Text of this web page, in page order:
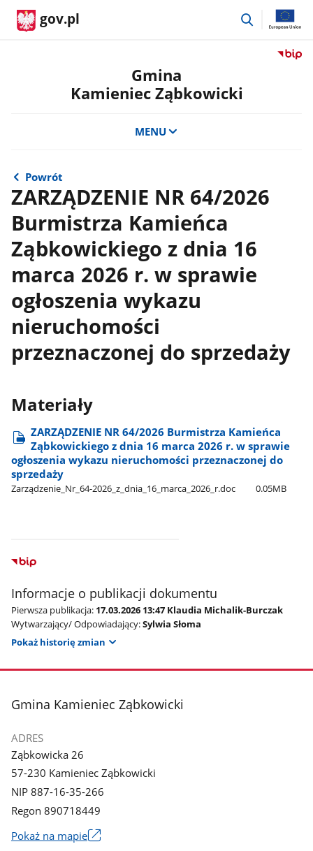
gov.pl
przejdź
Przejdź
Gmina
Kamieniec Ząbkowicki
MENU
Powrót
ZARZĄDZENIE NR 64/2026
Burmistrza Kamieńca
Ząbkowickiego z dnia 16
marca 2026 r. w sprawie
ogłoszenia wykazu
nieruchomości
przeznaczonej do sprzedaży
Materiały
ZARZĄDZENIE NR 64/2026 Burmistrza Kamieńca
Ząbkowickiego z dnia 16 marca 2026 r. w sprawie
ogłoszenia wykazu nieruchomości przeznaczonej do
sprzedaży
Zarządzenie​_Nr​_64-2026​_z​_dnia​_16​_marca​_2026​_r.doc 0.05MB
Informacje o publikacji dokumentu
Pierwsza publikacja: 17.03.2026 13:47 Klaudia Michalik-Burczak
Wytwarzający/ Odpowiadający:Sylwia Słoma
Pokaż historię zmian
stopka
Gmina Kamieniec Ząbkowicki
ADRES
Ząbkowicka 26
57-230 Kamieniec Ząbkowicki
NIP 887-16-35-266
Regon 890718449
Pokaż na mapieLink